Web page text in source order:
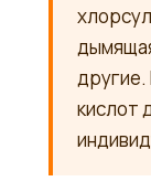
кислот